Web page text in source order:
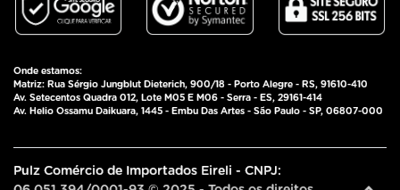
Onde estamos:
Matriz: Rua Sérgio Jungblut Dieterich, 900/18 - Porto Alegre - RS, 91610-410
Av. Setecentos Quadra 012, Lote M05 E M06 - Serra - ES, 29161-414
Av. Helio Ossamu Daikuara, 1445 - Embu Das Artes - São Paulo - SP, 06807-000
Pulz Comércio de Importados Eireli - CNPJ: